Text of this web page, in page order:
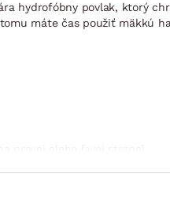
hydrofóbny povlak, ktorý
máte čas použiť mäkkú